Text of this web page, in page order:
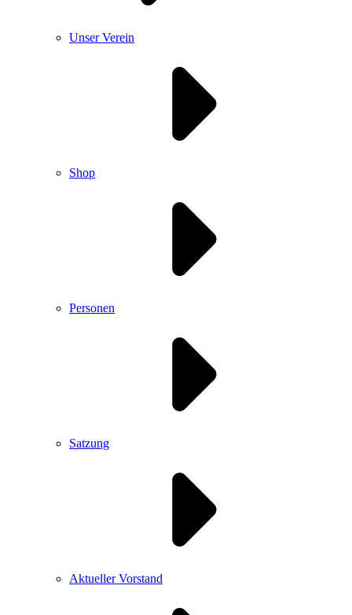
Unser Verein
Shop
Personen
Satzung
Aktueller Vorstand